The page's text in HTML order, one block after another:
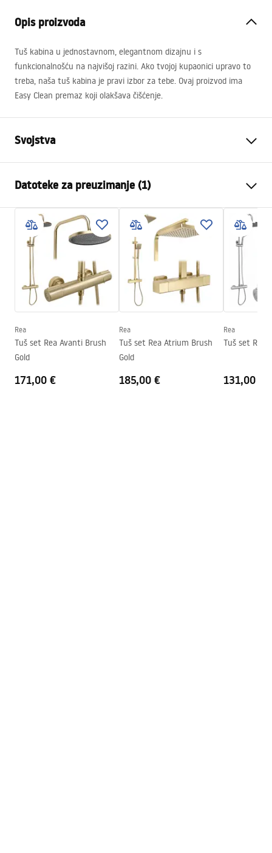
Opis proizvoda
Tuš kabina u jednostavnom, elegantnom dizajnu i s
funkcionalnošću na najvišoj razini. Ako tvojoj kupaonici upravo to
treba, naša tuš kabina je pravi izbor za tebe. Ovaj proizvod ima
Easy Clean premaz koji olakšava čišćenje.
Svojstva
stijenka)
Boja
Brushed Gold
Tip kabine
Ugao
Boja stakla
Transparent 6mm
Način otvaranja
zakretni
Seria
Atlas
Montaža
Na tuš kadi ili podu
Smjer kabine
Lijevo ili desno
Jamstvo
Premaz Easy Clean
Da, na jednoj strani stakla.
Datoteke za preuzimanje (1)
Warunki bezpieczeństwa
WARUNKI BEZPIECZENSTWA KABINY DRZWI
Rea
Tuš set Rea Avanti Brush
Gold
171,00 €
Rea
Tuš set Rea Atrium Brush
Gold
185,00 €
Rea
Tuš set Rea
131,00 €